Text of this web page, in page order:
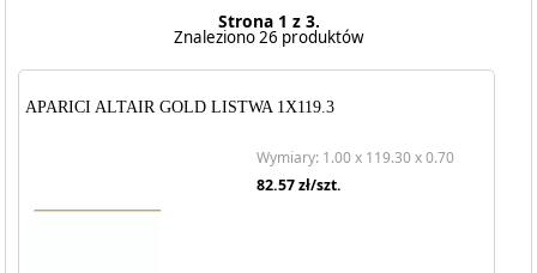
Strona 1 z 3.
Znaleziono 26 produktów
APARICI ALTAIR GOLD LISTWA 1X119.3
Wymiary: 1.00 x 119.30 x 0.70
82.57zł/szt.